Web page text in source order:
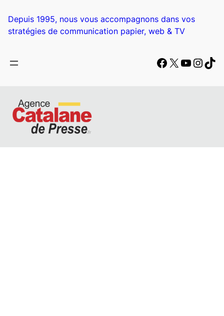
contenu
Depuis 1995, nous vous accompagnons dans vos
stratégies de communication papier, web & TV
Facebook
X